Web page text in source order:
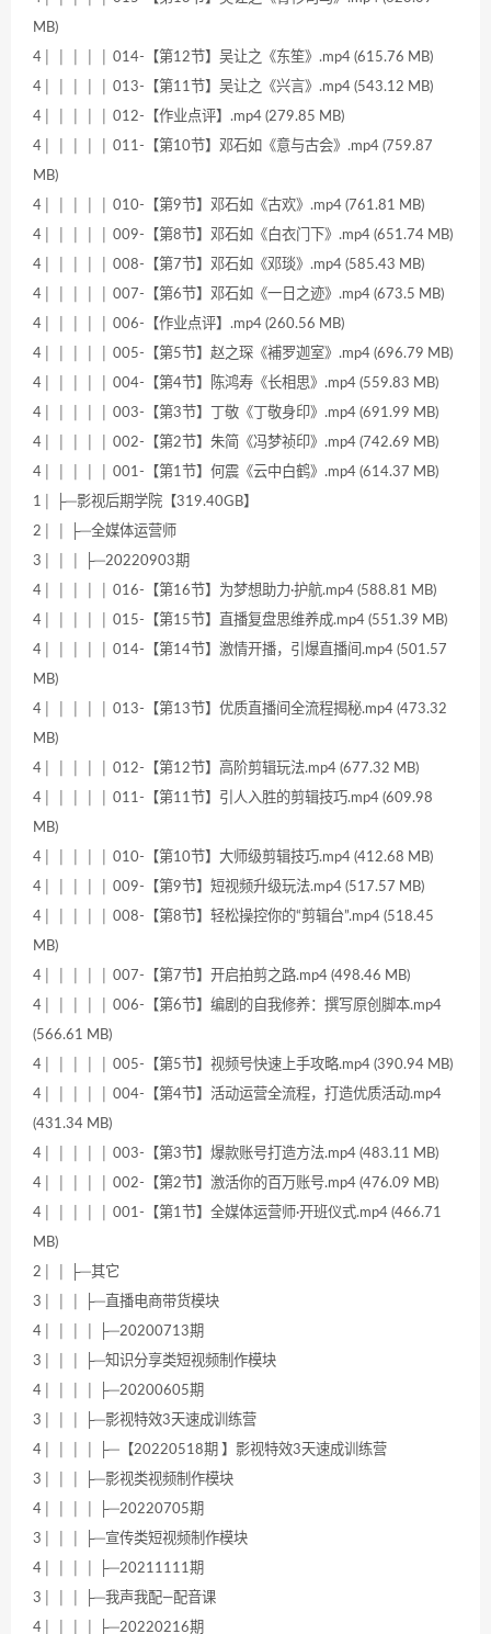
MB)
4│ │ │ │ │ 014-【第12节】吴让之《东笙》.mp4 (615.76 MB)
4│ │ │ │ │ 013-【第11节】吴让之《兴言》.mp4 (543.12 MB)
4│ │ │ │ │ 012-【作业点评】.mp4 (279.85 MB)
4│ │ │ │ │ 011-【第10节】邓石如《意与古会》.mp4 (759.87
MB)
4│ │ │ │ │ 010-【第9节】邓石如《古欢》.mp4 (761.81 MB)
4│ │ │ │ │ 009-【第8节】邓石如《白衣门下》.mp4 (651.74 MB)
4│ │ │ │ │ 008-【第7节】邓石如《邓琰》.mp4 (585.43 MB)
4│ │ │ │ │ 007-【第6节】邓石如《一日之迹》.mp4 (673.5 MB)
4│ │ │ │ │ 006-【作业点评】.mp4 (260.56 MB)
4│ │ │ │ │ 005-【第5节】赵之琛《補罗迦室》.mp4 (696.79 MB)
4│ │ │ │ │ 004-【第4节】陈鸿寿《长相思》.mp4 (559.83 MB)
4│ │ │ │ │ 003-【第3节】丁敬《丁敬身印》.mp4 (691.99 MB)
4│ │ │ │ │ 002-【第2节】朱简《冯梦祯印》.mp4 (742.69 MB)
4│ │ │ │ │ 001-【第1节】何震《云中白鹤》.mp4 (614.37 MB)
1│ ├─影视后期学院【319.40GB】
2│ │ ├─全媒体运营师
3│ │ │ ├─20220903期
4│ │ │ │ │ 016-【第16节】为梦想助力·护航.mp4 (588.81 MB)
4│ │ │ │ │ 015-【第15节】直播复盘思维养成.mp4 (551.39 MB)
4│ │ │ │ │ 014-【第14节】激情开播，引爆直播间.mp4 (501.57
MB)
4│ │ │ │ │ 013-【第13节】优质直播间全流程揭秘.mp4 (473.32
MB)
4│ │ │ │ │ 012-【第12节】高阶剪辑玩法.mp4 (677.32 MB)
4│ │ │ │ │ 011-【第11节】引人入胜的剪辑技巧.mp4 (609.98
MB)
4│ │ │ │ │ 010-【第10节】大师级剪辑技巧.mp4 (412.68 MB)
4│ │ │ │ │ 009-【第9节】短视频升级玩法.mp4 (517.57 MB)
4│ │ │ │ │ 008-【第8节】轻松操控你的“剪辑台”.mp4 (518.45
MB)
4│ │ │ │ │ 007-【第7节】开启拍剪之路.mp4 (498.46 MB)
4│ │ │ │ │ 006-【第6节】编剧的自我修养：撰写原创脚本.mp4
(566.61 MB)
4│ │ │ │ │ 005-【第5节】视频号快速上手攻略.mp4 (390.94 MB)
4│ │ │ │ │ 004-【第4节】活动运营全流程，打造优质活动.mp4
(431.34 MB)
4│ │ │ │ │ 003-【第3节】爆款账号打造方法.mp4 (483.11 MB)
4│ │ │ │ │ 002-【第2节】激活你的百万账号.mp4 (476.09 MB)
4│ │ │ │ │ 001-【第1节】全媒体运营师·开班仪式.mp4 (466.71
MB)
2│ │ ├─其它
3│ │ │ ├─直播电商带货模块
4│ │ │ │ ├─20200713期
3│ │ │ ├─知识分享类短视频制作模块
4│ │ │ │ ├─20200605期
3│ │ │ ├─影视特效3天速成训练营
4│ │ │ │ ├─【20220518期 】影视特效3天速成训练营
3│ │ │ ├─影视类视频制作模块
4│ │ │ │ ├─20220705期
3│ │ │ ├─宣传类短视频制作模块
4│ │ │ │ ├─20211111期
3│ │ │ ├─我声我配—配音课
4│ │ │ │ ├─20220216期